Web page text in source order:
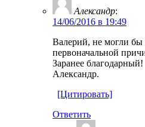
Александр:
14/06/2016 в 19:49
Валерий, не могли бы
первоначальной
Заранее благодарный!
Александр.
[Цитировать]
Ответить